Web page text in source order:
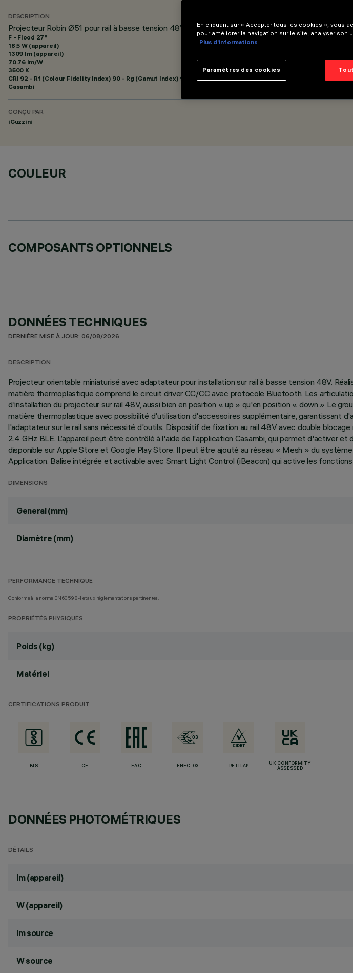
DESCRIPTION
Projecteur Robin Ø51 pour rail à basse tension 48V - BLE Casambi
F - Flood 27°
18.5 W (appareil)
1309 lm (appareil)
70.76 lm/W
3500 K
CRI 92 - Rf (Colour Fidelity Index) 90 - Rg (Gamut Index) 98
Casambi
CONÇU PAR
iGuzzini
COULEUR
COMPOSANTS OPTIONNELS
DONNÉES TECHNIQUES
DERNIÈRE MISE À JOUR: 06/08/2026
DESCRIPTION
Projecteur orientable miniaturisé avec adaptateur pour installation sur rail à basse tension 48V.
matière thermoplastique comprend le circuit driver CC/CC avec protocole Bluetooth. Les
d'installation du projecteur sur rail 48V, aussi bien en position « up » qu'en position « down » Le
matière thermoplastique avec possibilité d'utilisation d'accessoires supplémentaire, garantissant
l'adaptateur sur le rail sans nécessité d'outils. Dispositif de fixation au rail 48V avec double
2.4 GHz BLE. L’appareil peut être contrôlé à l'aide de l'application Casambi, qui permet d'activer
disponible sur Apple Store et Google Play Store. Il peut être ajouté au réseau « Mesh » du
Application. Balise intégrée et activable avec Smart Light Control (iBeacon) qui active les
DIMENSIONS
General (mm)
Diamètre (mm)
PERFORMANCE TECHNIQUE
Conforme à la norme EN60598-1 et aux réglementations pertinentes.
PROPRIÉTÉS PHYSIQUES
Poids (kg)
Matériel
CERTIFICATIONS PRODUIT
BIS CE EAC ENEC-03 RETILAP
UK CONFORMITY
ASSESSED
DONNÉES PHOTOMÉTRIQUES
DÉTAILS
lm (appareil)
W (appareil)
lm source
W source
En cliquant sur « Accepter tous les cookies », vous
pour améliorer la navigation sur le site, analyser
Plus d’informations
Paramètres des cookies